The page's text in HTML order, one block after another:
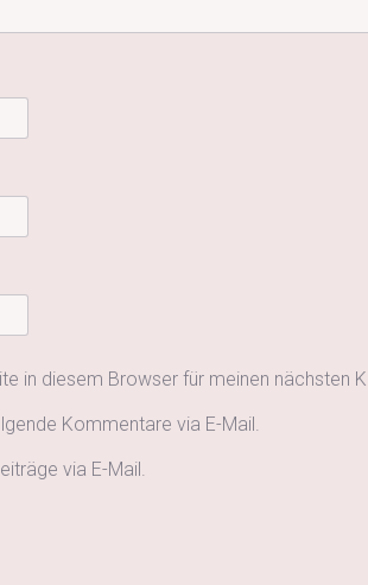
in diesem Browser für meinen nächsten
Kommentare via E-Mail.
via E-Mail.